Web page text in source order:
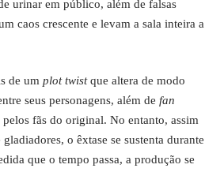
urinar em público, além de falsas
caos crescente e levam a sala inteira a
de um plot twistque altera de modo
seus personagens, além de fan
pelos fãs do original. No entanto, assim
o êxtase se sustenta durante
que o tempo passa, a produção se